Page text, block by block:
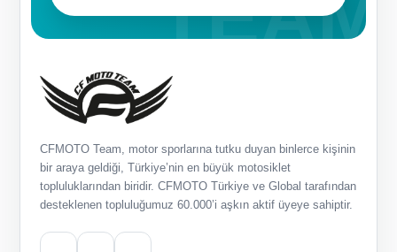
CFMOTO Team, motor sporlarına tutku duyan binlerce kişinin
bir araya geldiği, Türkiye’nin en büyük motosiklet
topluluklarından biridir. CFMOTO Türkiye ve Global tarafından
desteklenen topluluğumuz 60.000’i aşkın aktif üyeye sahiptir.